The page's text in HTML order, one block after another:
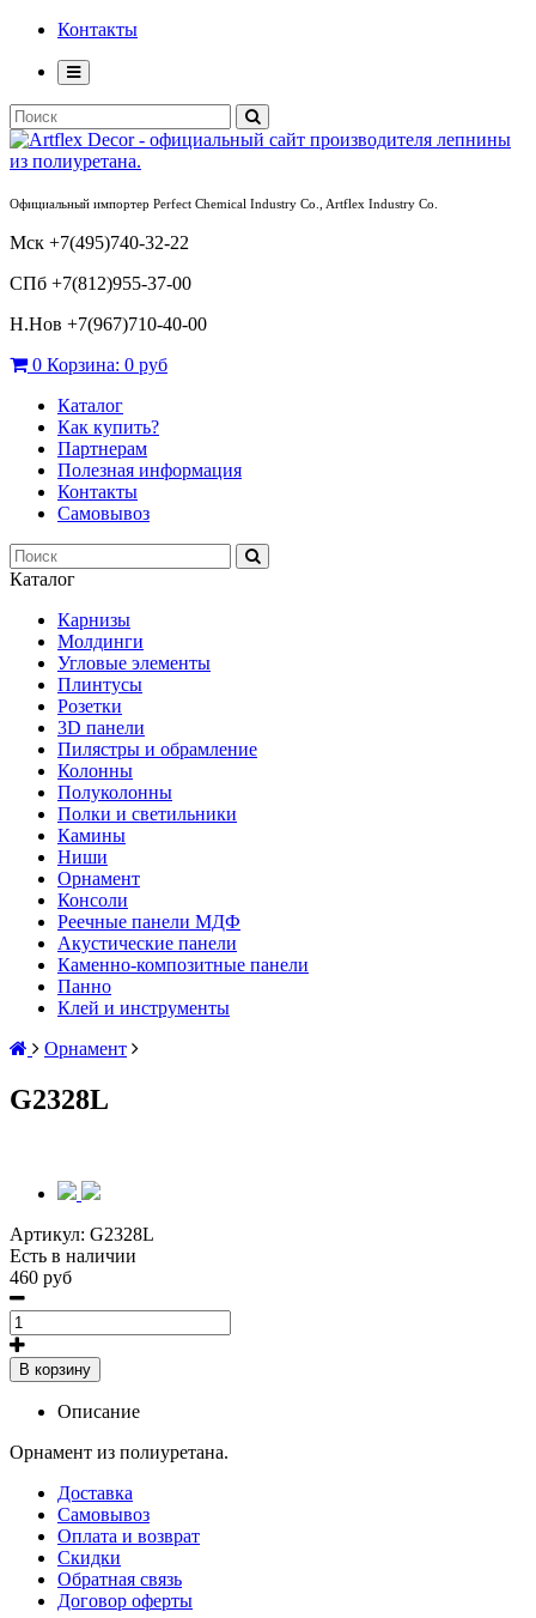
Контакты
Официальный импортер Perfect Chemical Industry Co., Artflex Industry Co.
Мск +7(495)740-32-22
СПб +7(812)955-37-00
Н.Нов +7(967)710-40-00
0 Корзина: 0 руб
Каталог
Как купить?
Партнерам
Полезная информация
Контакты
Самовывоз
Каталог
Карнизы
Молдинги
Угловые элементы
Плинтусы
Розетки
3D панели
Пилястры и обрамление
Колонны
Полуколонны
Полки и светильники
Камины
Ниши
Орнамент
Консоли
Реечные панели МДФ
Акустические панели
Каменно-композитные панели
Панно
Клей и инструменты
Орнамент
G2328L
Артикул: G2328L
Есть в наличии
460 руб
В корзину
Описание
Орнамент из полиуретана.
Доставка
Самовывоз
Оплата и возврат
Скидки
Обратная связь
Договор оферты